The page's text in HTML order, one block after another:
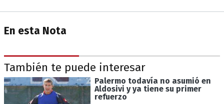
En esta Nota
También te puede interesar
Palermo todavía no asumió en
Aldosivi y ya tiene su primer
refuerzo